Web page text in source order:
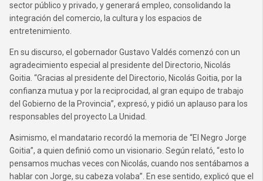
sector público y privado, y generará empleo, consolidando la
integración del comercio, la cultura y los espacios de
entretenimiento.
En su discurso, el gobernador Gustavo Valdés comenzó con un
agradecimiento especial al presidente del Directorio, Nicolás
Goitia. “Gracias al presidente del Directorio, Nicolás Goitia, por la
confianza mutua y por la reciprocidad, al gran equipo de trabajo
del Gobierno de la Provincia”, expresó, y pidió un aplauso para los
responsables del proyecto La Unidad.
Asimismo, el mandatario recordó la memoria de “El Negro Jorge
Goitia”, a quien definió como un visionario. Según relató, “esto lo
pensamos muchas veces con Nicolás, cuando nos sentábamos a
hablar con Jorge, su cabeza volaba”. En ese sentido, explicó que el